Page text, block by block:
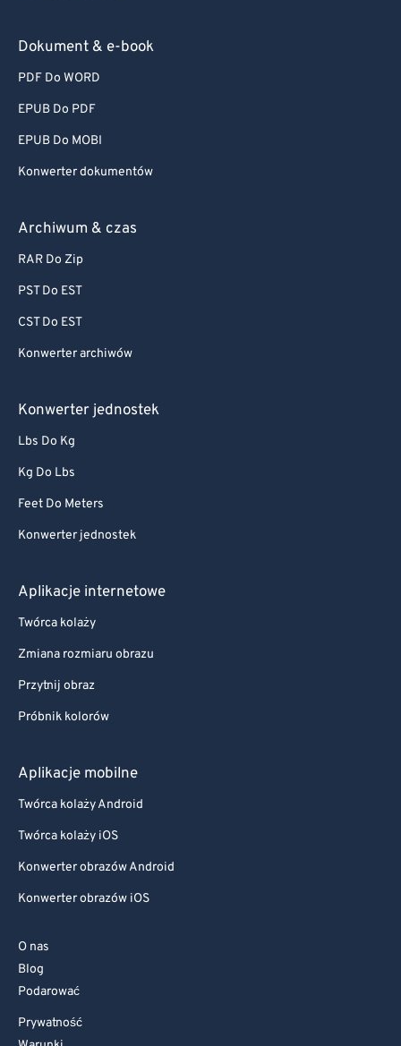
Dokument & e-book
PDF Do WORD
EPUB Do PDF
EPUB Do MOBI
Konwerter dokumentów
Archiwum & czas
RAR Do Zip
PST Do EST
CST Do EST
Konwerter archiwów
Konwerter jednostek
Lbs Do Kg
Kg Do Lbs
Feet Do Meters
Konwerter jednostek
Aplikacje internetowe
Twórca kolaży
Zmiana rozmiaru obrazu
Przytnij obraz
Próbnik kolorów
Aplikacje mobilne
Twórca kolaży Android
Twórca kolaży iOS
Konwerter obrazów Android
Konwerter obrazów iOS
O nas
Blog
Podarować
Prywatność